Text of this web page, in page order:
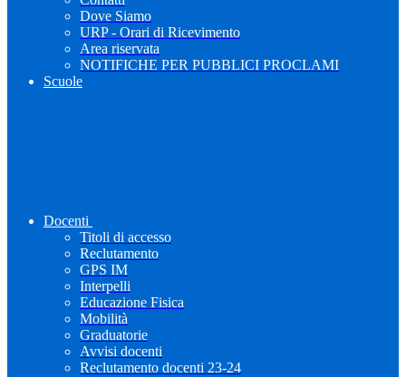
Dove Siamo
URP - Orari di Ricevimento
Area riservata
NOTIFICHE PER PUBBLICI PROCLAMI
Scuole
Docenti
Titoli di accesso
Reclutamento
GPS IM
Interpelli
Educazione Fisica
Mobilità
Graduatorie
Avvisi docenti
Reclutamento docenti 23-24